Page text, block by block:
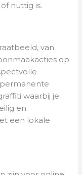
nuttig is.
van
op
waarbij je
en
een lokale